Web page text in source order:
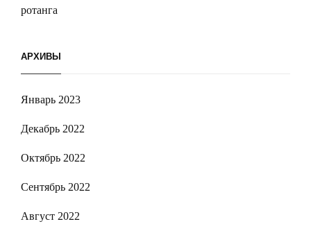
ротанга
АРХИВЫ
Январь 2023
Декабрь 2022
Октябрь 2022
Сентябрь 2022
Август 2022